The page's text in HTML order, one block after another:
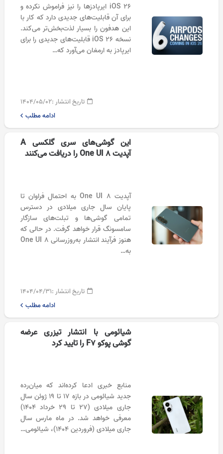
iOS 26 ایرپادزها را نیز فراموش نکرده و
برای آن قابلیت‌های جدیدی دارد که کار با
این هدفون را بسیار لذت‌بخش‌تر می‌کند.
نسخه iOS 26 قابلیت‌های جدیدی را برای
ایرپادز به ارمغان می‌آورد که…
تاریخ انتشار :۱۴۰۴/۰۵/۰۲
ادامه مطلب
این گوشی‌های سری گلکسی A
آپدیت One UI 8 را دریافت می‌کنند
آپدیت One UI 8 به احتمال فراوان تا
پایان سال جاری میلادی در دسترس
تمامی گوشی‌ها و تبلت‌های سازگار
سامسونگ قرار خواهد گرفت. در حالی که
هنوز فرآیند انتشار به‌روزرسانی One UI 8
به…
تاریخ انتشار :۱۴۰۴/۰۴/۳۱
ادامه مطلب
شیائومی با انتشار تیزری عرضه
گوشی پوکو F7 را تایید کرد
منابع خبری ادعا کرده‌اند که میان‌رده
جدید شیائومی در بازه ۱۷ تا ۱۹ ژوئن سال
جاری میلادی (۲۷ تا ۲۹ خرداد ۱۴۰۴)
معرفی خواهد شد. در ماه مارس سال
جاری میلادی (فروردین ۱۴۰۴)، شیائومی…